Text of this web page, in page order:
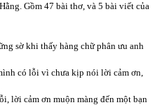
Gồm 47 bài thơ, và 5 bài viết của
sờ khi thấy hàng chữ phân ưu anh
có lỗi vì chưa kịp nói lời cảm ơn,
lời cảm ơn muộn màng đến một bạn